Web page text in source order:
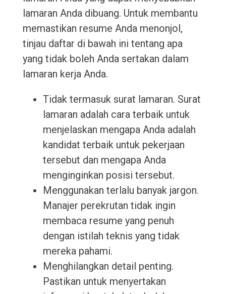
lamaran Anda dibuang. Untuk membantu
memastikan resume Anda menonjol,
tinjau daftar di bawah ini tentang apa
yang tidak boleh Anda sertakan dalam
lamaran kerja Anda.
Tidak termasuk surat lamaran. Surat
lamaran adalah cara terbaik untuk
menjelaskan mengapa Anda adalah
kandidat terbaik untuk pekerjaan
tersebut dan mengapa Anda
menginginkan posisi tersebut.
Menggunakan terlalu banyak jargon.
Manajer perekrutan tidak ingin
membaca resume yang penuh
dengan istilah teknis yang tidak
mereka pahami.
Menghilangkan detail penting.
Pastikan untuk menyertakan